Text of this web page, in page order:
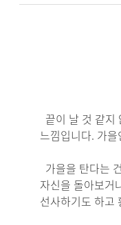
끝이 날 것 같지
느낌입니다. 가
가을을 탄다는
자신을 돌아보거
선사하기도 하고